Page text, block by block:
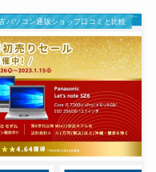
パソコン通販ショップ口コミと比較